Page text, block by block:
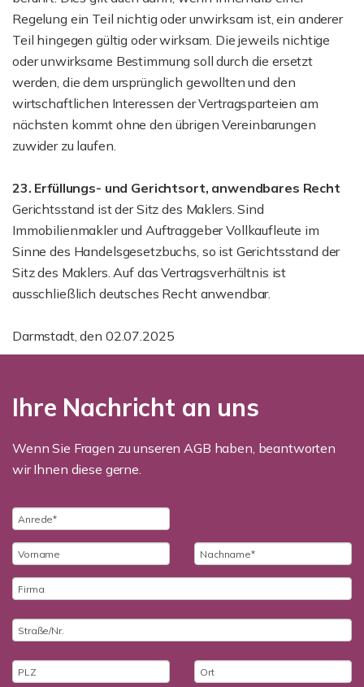
Regelung ein Teil nichtig oder unwirksam ist, ein anderer
Teil hingegen gültig oder wirksam. Die jeweils nichtige
oder unwirksame Bestimmung soll durch die ersetzt
werden, die dem ursprünglich gewollten und den
wirtschaftlichen Interessen der Vertragsparteien am
nächsten kommt ohne den übrigen Vereinbarungen
zuwider zu laufen.
23. Erfüllungs- und Gerichtsort, anwendbares Recht
Gerichtsstand ist der Sitz des Maklers. Sind
Immobilienmakler und Auftraggeber Vollkaufleute im
Sinne des Handelsgesetzbuchs, so ist Gerichtsstand der
Sitz des Maklers. Auf das Vertragsverhältnis ist
ausschließlich deutsches Recht anwendbar.
Darmstadt, den 02.07.2025
Ihre Nachricht an uns
Wenn Sie Fragen zu unseren AGB haben, beantworten
wir Ihnen diese gerne.